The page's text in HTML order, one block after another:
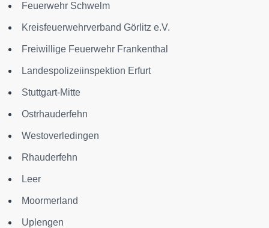
Feuerwehr Schwelm
Kreisfeuerwehrverband Görlitz e.V.
Freiwillige Feuerwehr Frankenthal
Landespolizeiinspektion Erfurt
Stuttgart-Mitte
Ostrhauderfehn
Westoverledingen
Rhauderfehn
Leer
Moormerland
Uplengen